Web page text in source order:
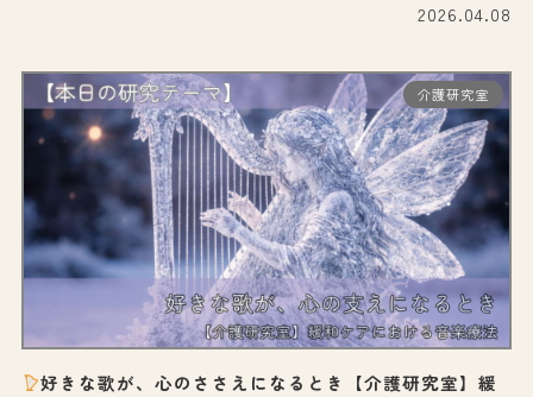
2026.04.08
介護研究室
好きな歌が、心のささえになるとき【介護研究室】緩